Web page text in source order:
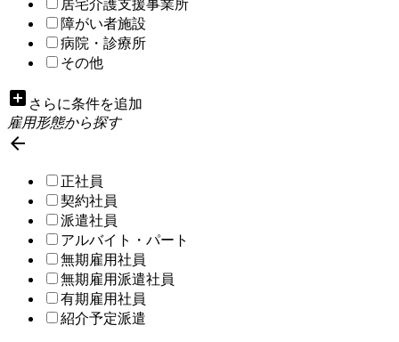
居宅介護支援事業所
障がい者施設
病院・診療所
その他
add_box さらに条件を追加
雇用形態から探す

正社員
契約社員
派遣社員
アルバイト・パート
無期雇用社員
無期雇用派遣社員
有期雇用社員
紹介予定派遣